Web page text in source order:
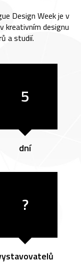
Design Week je v
kreativním designu
a studií.
5
dní
?